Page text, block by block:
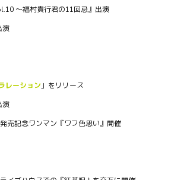
（東中野）
wafflesはこのところ毎週リハーサル
イイ感じに仕上がって来ています。ご
～福村貴行君の11回忌』出演
演
レーション 」をリリース
演
売記念ワンマン『ワフ色思い』開催